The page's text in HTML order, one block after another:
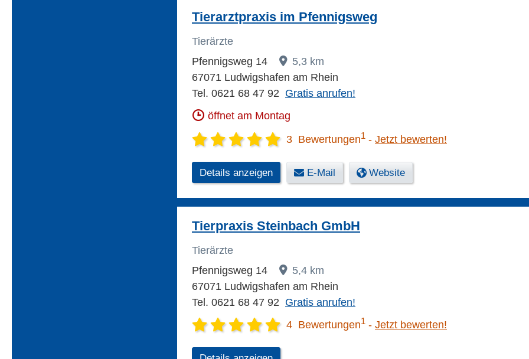
Tierarztpraxis im Pfennigsweg
Tierärzte
Pfennigsweg 14
5,3 km
67071 Ludwigshafen am Rhein
Tel. 0621 68 47 92 Gratis anrufen!
öffnet am Montag
3 Bewertungen1 Jetzt bewerten!
Details anzeigen E-Mail Website
Tierpraxis Steinbach GmbH
Tierärzte
Pfennigsweg 14
5,4 km
67071 Ludwigshafen am Rhein
Tel. 0621 68 47 92 Gratis anrufen!
4 Bewertungen1 Jetzt bewerten!